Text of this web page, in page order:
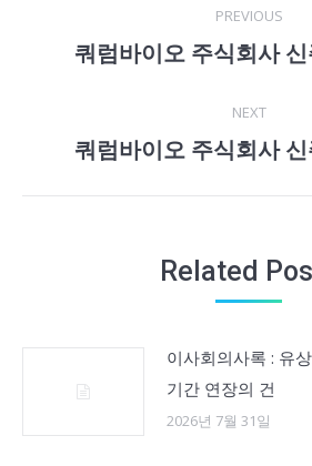
navigation
PREVIOUS
쿼럼바이오 주식회사
NEXT
Next
쿼럼바이오 주식회사
Related
이사회의사록 : 유
기간 연장의 건
2026년 7월 31일